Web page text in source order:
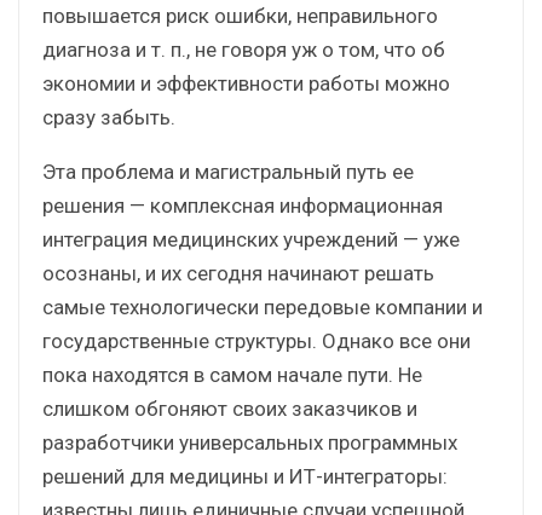
повышается риск ошибки, неправильного
диагноза и т. п., не говоря уж о том, что об
экономии и эффективности работы можно
сразу забыть.
Эта проблема и магистральный путь ее
решения — комплексная информационная
интеграция медицинских учреждений — уже
осознаны, и их сегодня начинают решать
самые технологически передовые компании и
государственные структуры. Однако все они
пока находятся в самом начале пути. Не
слишком обгоняют своих заказчиков и
разработчики универсальных программных
решений для медицины и ИТ-интеграторы:
известны лишь единичные случаи успешной